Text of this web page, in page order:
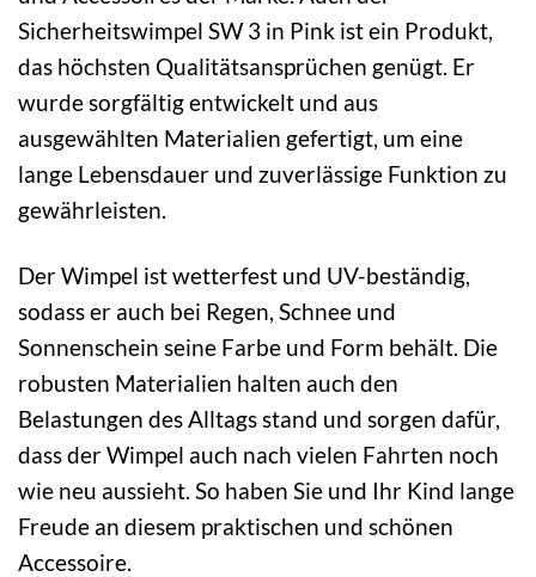
Sicherheitswimpel SW 3 in Pink ist ein Produkt,
das höchsten Qualitätsansprüchen genügt. Er
wurde sorgfältig entwickelt und aus
ausgewählten Materialien gefertigt, um eine
lange Lebensdauer und zuverlässige Funktion zu
gewährleisten.
Der Wimpel ist wetterfest und UV-beständig,
sodass er auch bei Regen, Schnee und
Sonnenschein seine Farbe und Form behält. Die
robusten Materialien halten auch den
Belastungen des Alltags stand und sorgen dafür,
dass der Wimpel auch nach vielen Fahrten noch
wie neu aussieht. So haben Sie und Ihr Kind lange
Freude an diesem praktischen und schönen
Accessoire.